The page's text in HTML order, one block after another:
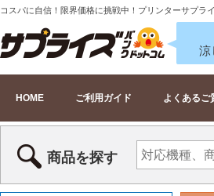
コスパに自信！限界価格に挑戦中！プリンターサプラ
涼
HOME ご利用ガイド よくあるご
商品を探す